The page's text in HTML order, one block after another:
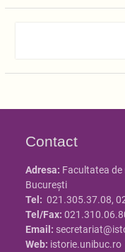
Contact
Adresa: Facultatea de
Bucureşti
Tel: 021.305.37.08,
Tel/Fax:
Email:
Web: istorie.unibuc.ro